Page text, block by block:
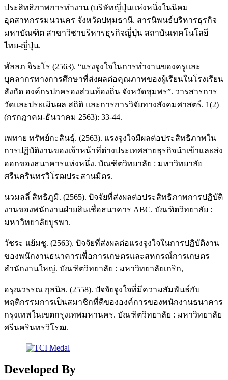
ประสิทธิภาพการทำงาน (บริษัทญี่ปุ่นแห่งหนึ่งในนิคม
อุตสาหกรรมนวนคร จังหวัดปทุมธานี. สารนิพนธ์บริหารธุรกิจ
มหาบัณฑิต สาขาวิชาบริหารธุรกิจญี่ปุ่น สถาบันเทคโนโลยี
ไทย-ญี่ปุ่น.
พัลลภ จิระโร (2563). “แรงจูงใจในการทำงานของครูและ
บุคลากรทางการศึกษาที่ส่งผลต่อคุณภาพของผู้เรียนในโรงเรียน
สังกัด องค์กรปกครองส่วนท้องถิ่น จังหวัดชุมพร”. วารสารการ
วัดและประเมินผล สถิติ และการการวิจัยทางสังคมศาสตร์. 1(2)
(กรกฎาคม-ธันวาคม 2563): 33-44.
เพทาย ทรัพย์กะสินธุ์. (2563). แรงจูงใจมีผลต่อประสิทธิภาพใน
การปฏิบัติงานของเจ้าหน้าที่ต่างประเทศสายธุรกิจนำเข้าและส่ง
ออกของธนาคารแห่งหนึ่ง. บัณฑิตวิทยาลัย : มหาวิทยาลัย
ศรีนครินทรวิโรฒประสานมิตร.
นวมลลิ์ สิทธิภูมิ. (2565). ปัจจัยที่ส่งผลต่อประสิทธิภาพการปฏิบัติ
งานของพนักงานฝ่ายสินเชื่อธนาคาร ABC. บัณฑิตวิทยาลัย :
มหาวิทยาลัยบูรพา.
วัชระ แย้มชู. (2563). ปัจจัยที่ส่งผลต่อแรงจูงใจในการปฏิบัติงาน
ของพนักงานธนาคารเพื่อการเกษตรและสหกรณ์การเกษตร
สำนักงานใหญ่. บัณฑิตวิทยาลัย : มหาวิทยาลัยเกริก,
อรุณวรรณ กุลนิล. (2558). ปัจจัยจูงใจที่มีความสัมพันธ์กับ
พฤติกรรมการเป็นสมาชิกที่ดีขององค์การของพนักงานธนาคาร
กรุงเทพในเขตกรุงเทพมหานคร. บัณฑิตวิทยาลัย : มหาวิทยาลัย
ศรีนครินทรวิโรฒ.
Developed By